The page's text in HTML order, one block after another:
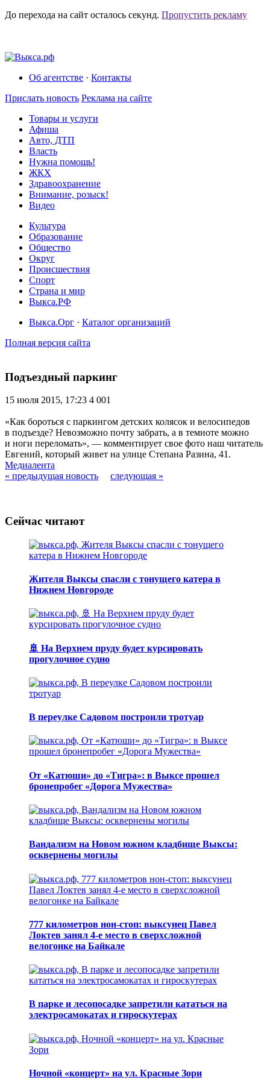
До перехода на сайт осталось секунд. Пропустить рекламу
Об агентстве · Контакты
Прислать новость Реклама на сайте
Товары и услуги
Афиша
Авто, ДТП
Власть
Нужна помощь!
ЖКХ
Здравоохранение
Внимание, розыск!
Видео
Культура
Образование
Общество
Округ
Происшествия
Спорт
Страна и мир
Выкса.РФ
Выкса.Орг · Каталог организаций
Полная версия сайта
Подъездный паркинг
15 июля 2015, 17:23 4 001
«Как бороться с паркингом детских колясок и велосипедов
в подъезде? Невозможно почту забрать, а в темноте можно
и ноги переломать», — комментирует свое фото наш читатель
Евгений, который живет на улице Степана Разина, 41.
Медиалента
« предыдущая новость
следующая »
Сейчас читают
Жителя Выксы спасли с тонущего катера в
Нижнем Новгороде
🚢 На Верхнем пруду будет курсировать
прогулочное судно
В переулке Садовом построили тротуар
От «Катюши» до «Тигра»: в Выксе прошел
бронепробег «Дорога Мужества»
Вандализм на Новом южном кладбище Выксы:
осквернены могилы
777 километров нон-стоп: выксунец Павел
Локтев занял 4-е место в сверхсложной
велогонке на Байкале
В парке и лесопосадке запретили кататься на
электросамокатах и гироскутерах
Ночной «концерт» на ул. Красные Зори